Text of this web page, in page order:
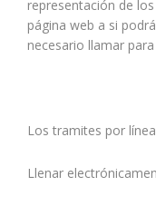
representación de
página web a si
necesario llamar
Los tramites por
Llenar